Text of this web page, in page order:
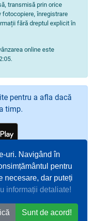
uri. Navigând în
pentru
necesare, dar puteți
informații detaliate!
Sunt de acord!
transmisă prin orice
înregistrare
fără dreptul explicit în
online este
pentru a afla dacă
timp.